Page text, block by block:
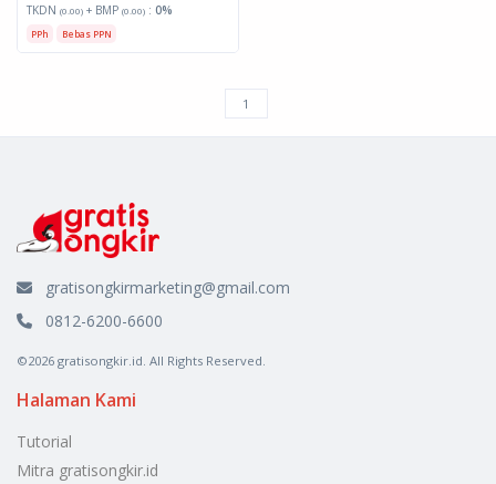
TKDN (0.00) + BMP (0.00) : 0%
PPh Bebas PPN
gratisongkirmarketing@gmail.com
0812-6200-6600
©2026 gratisongkir.id. All Rights Reserved.
Halaman Kami
Tutorial
Mitra gratisongkir.id